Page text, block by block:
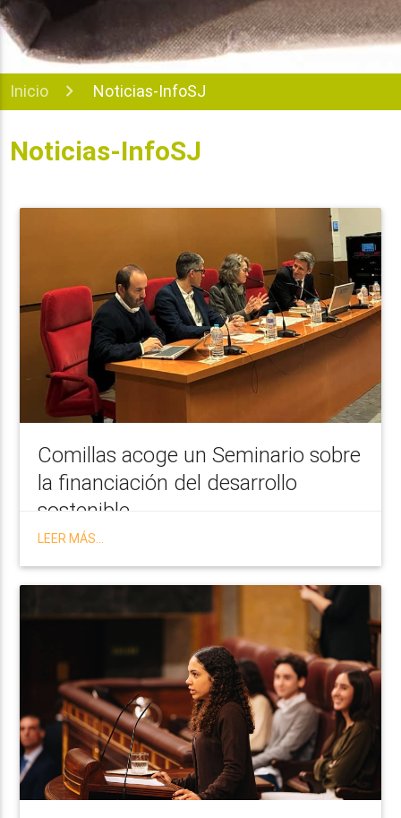
Inicio Noticias-InfoSJ
Noticias-InfoSJ
Comillas acoge un Seminario sobre
la financiación del desarrollo
sostenible
LEER MÁS...